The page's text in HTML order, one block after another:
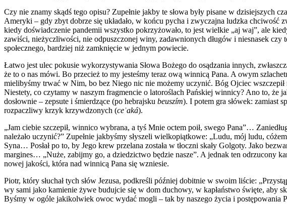
Czy nie znamy skądś tego opisu? Zupełnie jakby te słowa były pisane w dzisiejszych
Ameryki – gdy zbyt dobrze się układało, w końcu pycha i zwyczajna ludzka chciwość
kiedy doświadczenie pandemii wszystko pokrzyżowało, to jest wielkie „aj waj”, ale
zawiści, nieżyczliwości, nie odpuszczonej winy, zadawnionych długów i niesnasek czy
społecznego, bardziej niż zamknięcie w jednym powiecie.
Łatwo jest ulec pokusie wykorzystywania Słowa Bożego do osądzania innych,
że to o nas mówi. Bo przecież to my jesteśmy teraz ową winnicą Pana. A owym
mielibyśmy trwać w Nim, bo bez Niego nic nie możemy uczynić. Bóg Ojciec
Niestety, co czytamy w naszym fragmencie o latoroślach Pańskiej winnicy? Ano to, że
dosłownie – zepsute i śmierdzące (po hebrajsku beuszím). I potem gra słówek: zamiast
rozpaczliwy krzyk krzywdzonych (ceʿaká).
„Jam ciebie szczepił, winnico wybrana, a tyś Mnie octem poił, swego Pana”…
należało uczynić?” Zupełnie jakbyśmy słyszeli wielkopiątkowe: „Ludu, mój ludu,
Syna… Posłał po to, by Jego krew przelana została w tłoczni skały Golgoty. Jako
margines… „Nuże, zabijmy go, a dziedzictwo będzie nasze”. A jednak ten odrzucony
nowej jakości, która nad winnicą Pana się wzniesie.
Piotr, który słuchał tych słów Jezusa, podkreśli później dobitnie w swoim liście:
wy sami jako kamienie żywe budujcie się w dom duchowy, w kapłaństwo święte, aby
Byśmy w ogóle jakikolwiek owoc wydać mogli – tak by naszego życia i postępowania